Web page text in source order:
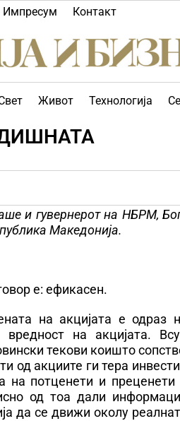
Импресум Контакт
Живот Технологија
и гувернерот на НБРМ,
Македонија.
е: ефикасен.
на акцијата е одраз
на акцијата.
текови коишто
од акциите ги тера
на потценети и преценети
од тоа дали
да се движи околу